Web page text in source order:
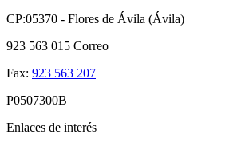
CP:05370 - Flores de Ávila (Ávila)
923 563 015 Correo
Fax: 923 563 207
P0507300B
Enlaces de interés